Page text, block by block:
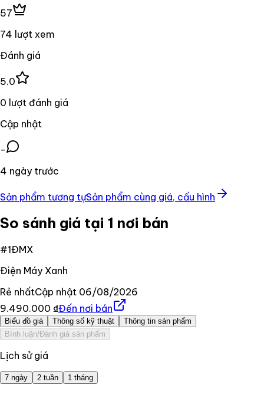
57
74 lượt xem
Đánh giá
5.0
0 lượt đánh giá
Cập nhật
-
4 ngày trước
Sản phẩm tương tựSản phẩm cùng giá, cấu hình
So sánh giá tại 1 nơi bán
#1ĐMX
Điện Máy Xanh
Rẻ nhấtCập nhật 06/08/2026
9.490.000 ₫Đến nơi bán
Biểu đồ giá Thông số kỹ thuật
Thông tin sản phẩm
Bình luận/Đánh giá sản phẩm
Lịch sử giá
7 ngày 2 tuần 1 tháng